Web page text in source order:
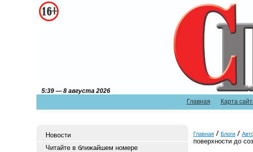
Главная Карта
5:39 — 8 августа 2026
Новости
Читайте в ближайшем номере
Главная Блоги
поверхности до